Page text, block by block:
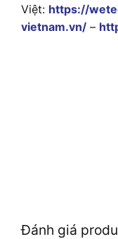
Việt: https://
vietnam.vn/ –
Đánh giá